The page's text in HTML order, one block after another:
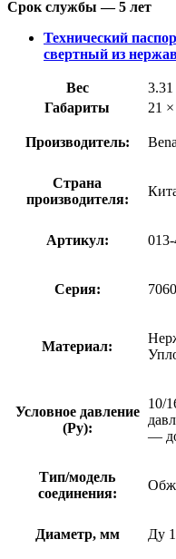
Срок службы — 5 лет
Технический
свертный из
Вес
Габариты
21
Производитель:
Страна
производителя:
Артикул:
Серия: 7060
Материал:
Условное давление
(Ру):
10/
—
Тип/модель
соединения:
Диаметр, мм Ду